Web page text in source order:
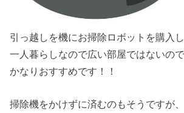
引っ越しを機にお掃除ロボットを購入
一人暮らしなので広い部屋ではないので
かなりおすすめです！！
掃除機をかけずに済むのもそうですが、